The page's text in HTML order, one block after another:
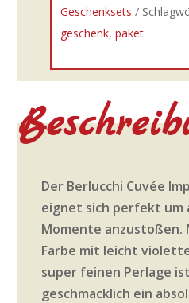
Geschenksets
geschenk, paket
Der Berlucchi Cuvée
eignet sich perfekt um
Momente
Farbe mit leicht
super feinen Perlage
geschmacklich ein